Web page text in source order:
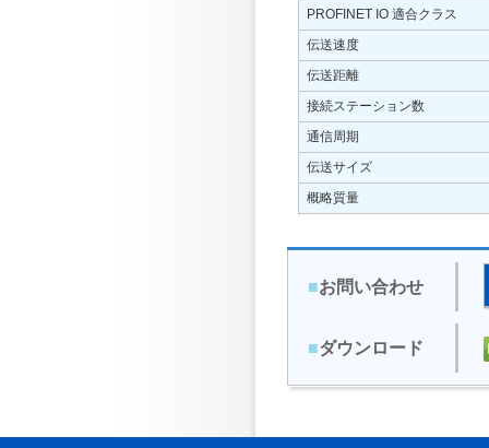
PROFINET IO 適合クラス
伝送速度
伝送距離
接続ステーション数
通信周期
伝送サイズ
概略質量
■お問い合わせ
■ダウンロード